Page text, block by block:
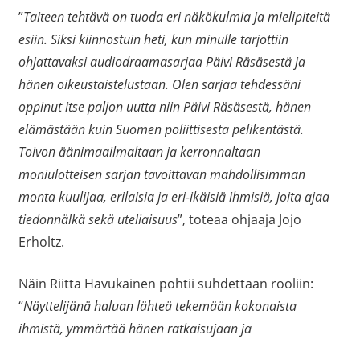
”Taiteen tehtävä on tuoda eri näkökulmia ja mielipiteitä
esiin. Siksi kiinnostuin heti, kun minulle tarjottiin
ohjattavaksi audiodraamasarjaa Päivi Räsäsestä ja
hänen oikeustaistelustaan. Olen sarjaa tehdessäni
oppinut itse paljon uutta niin Päivi Räsäsestä, hänen
elämästään kuin Suomen poliittisesta pelikentästä.
Toivon äänimaailmaltaan ja kerronnaltaan
moniulotteisen sarjan tavoittavan mahdollisimman
monta kuulijaa, erilaisia ja eri-ikäisiä ihmisiä, joita ajaa
tiedonnälkä sekä uteliaisuus”, toteaa ohjaaja Jojo
Erholtz.
Näin Riitta Havukainen pohtii suhdettaan rooliin:
“Näyttelijänä haluan lähteä tekemään kokonaista
ihmistä, ymmärtää hänen ratkaisujaan ja